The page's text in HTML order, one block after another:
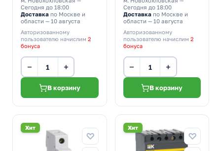
Сегодня до 18:00
Доставка по Москве и
области — 10 августа
Авторизованному
пользователю начислим 2
бонуса
− +
В корзину
Сегодня до 18:00
Доставкапо Москве и
области — 10 августа
Авторизованному
пользователю начислим 2
бонуса
− +
В корзину
Хит Хит